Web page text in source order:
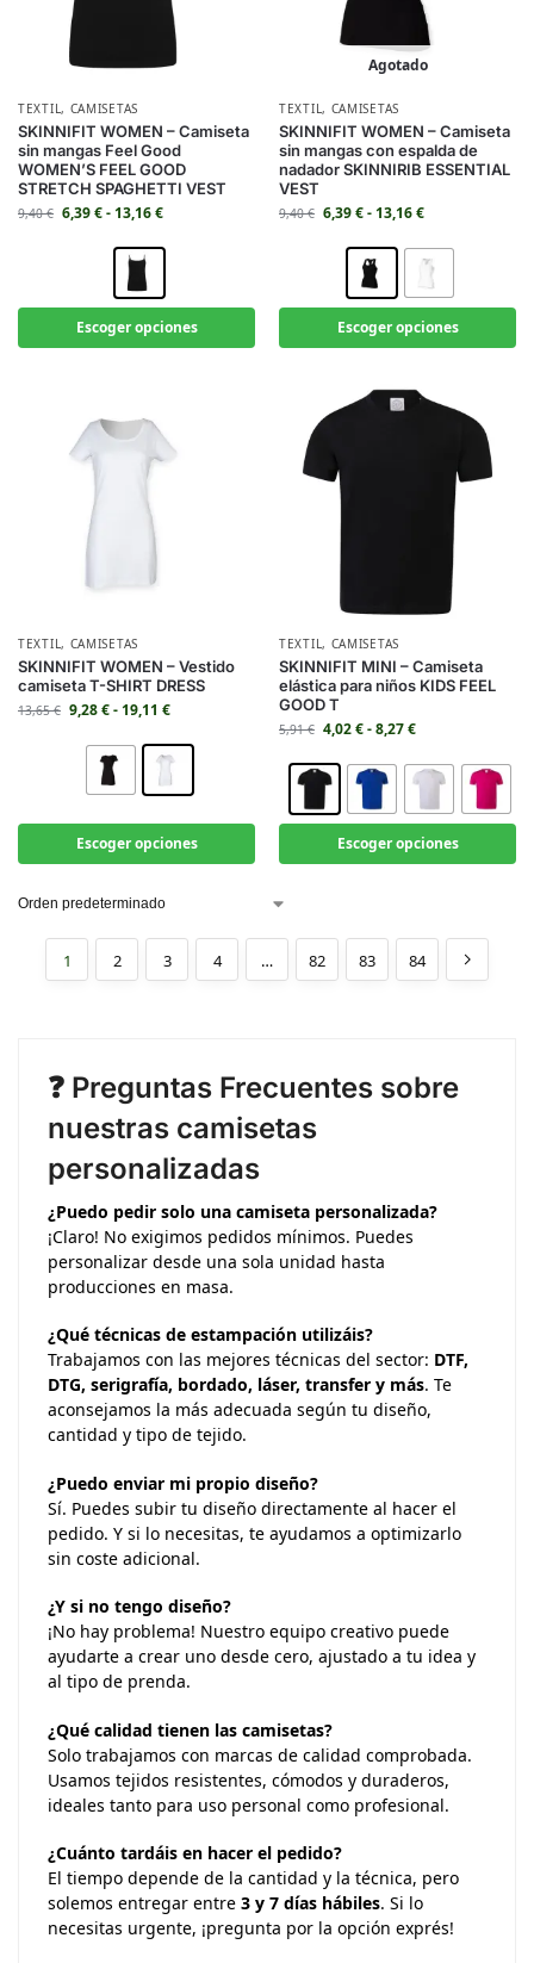
TEXTIL, CAMISETAS
SKINNIFIT WOMEN – Camiseta
sin mangas Feel Good
WOMEN’S FEEL GOOD
STRETCH SPAGHETTI VEST
9,40€ 6,39€- 13,16€
Escoger opciones
Agotado
TEXTIL, CAMISETAS
SKINNIFIT WOMEN – Camiseta
sin mangas con espalda de
nadador SKINNIRIB ESSENTIAL
VEST
9,40€ 6,39€- 13,16€
Escoger opciones
TEXTIL, CAMISETAS
SKINNIFIT WOMEN – Vestido
camiseta T-SHIRT DRESS
13,65€ 9,28€- 19,11 €
Escoger opciones
TEXTIL, CAMISETAS
SKINNIFIT MINI – Camiseta
elástica para niños KIDS FEEL
GOOD T
5,91€ 4,02€-8,27€
Escoger opciones
1 2 3 4 … 82 83 84
❓ Preguntas Frecuentes sobre
nuestras camisetas
personalizadas
¿Puedo pedir solo una camiseta personalizada?
¡Claro! No exigimos pedidos mínimos. Puedes
personalizar desde una sola unidad hasta
producciones en masa.
¿Qué técnicas de estampación utilizáis?
Trabajamos con las mejores técnicas del sector: DTF,
DTG, serigrafía, bordado, láser, transfer y más. Te
aconsejamos la más adecuada según tu diseño,
cantidad y tipo de tejido.
¿Puedo enviar mi propio diseño?
Sí. Puedes subir tu diseño directamente al hacer el
pedido. Y si lo necesitas, te ayudamos a optimizarlo
sin coste adicional.
¿Y si no tengo diseño?
¡No hay problema! Nuestro equipo creativo puede
ayudarte a crear uno desde cero, ajustado a tu idea y
al tipo de prenda.
¿Qué calidad tienen las camisetas?
Solo trabajamos con marcas de calidad comprobada.
Usamos tejidos resistentes, cómodos y duraderos,
ideales tanto para uso personal como profesional.
¿Cuánto tardáis en hacer el pedido?
El tiempo depende de la cantidad y la técnica, pero
solemos entregar entre 3 y 7 días hábiles. Si lo
necesitas urgente, ¡pregunta por la opción exprés!